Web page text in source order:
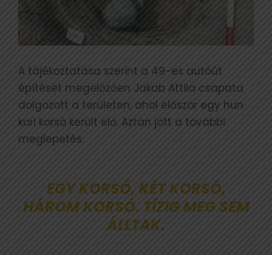
A tájékoztatása szerint a 49-es autóút
építését megelőzően Jakab Attila csapata
dolgozott a területen, ahol először egy hun
kori korsó került elő. Aztán jött a további
meglepetés:
EGY KORSÓ, KÉT KORSÓ,
HÁROM KORSÓ. TÍZIG MEG SEM
ÁLLTAK.